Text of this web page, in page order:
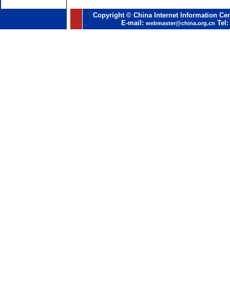
Copyright © China Internet Information
E-mail: webmaster@china.org.cn Tel: